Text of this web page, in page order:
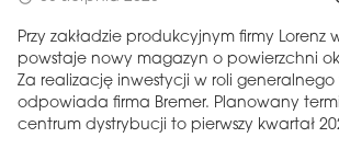
Przy zakładzie produkcyjnym firmy Lorenz
powstaje nowy magazyn o powierzchni
Za realizację inwestycji w roli
odpowiada firma Bremer. Planowany
centrum dystrybucji to pierwszy kwartał